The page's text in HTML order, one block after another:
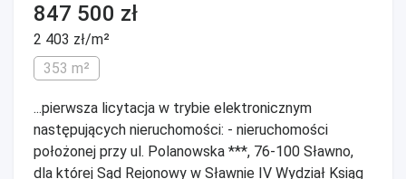
847 500 zł
2 403 zł/m²
353 m²
...pierwsza licytacja w trybie elektronicznym
następujących nieruchomości: - nieruchomości
położonej przy ul. Polanowska ***, 76-100 Sławno,
dla której Sąd Rejonowy w Sławnie IV Wydział Ksiąg